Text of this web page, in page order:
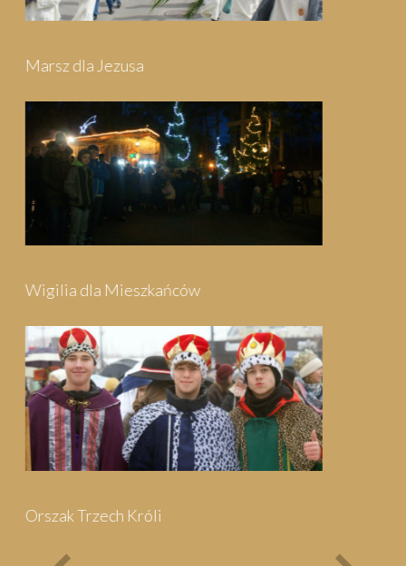
Pielgrzymka do Swarzewa
Festyn Parafialny
Bieg Papieski
XXII Pielgrzymi